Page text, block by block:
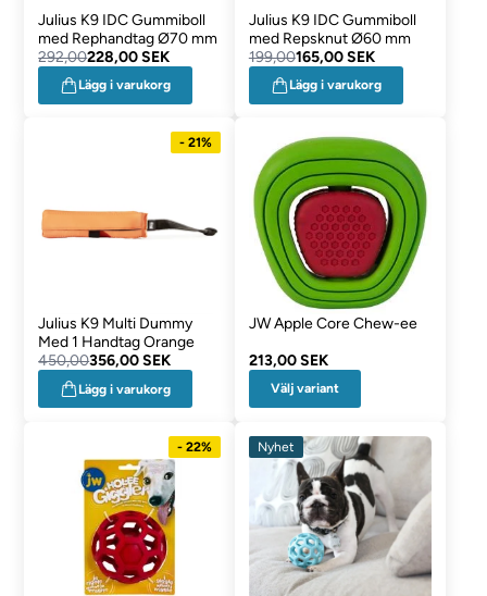
Julius K9 IDC Gummiboll
med Rephandtag Ø70 mm
292,00228,00 SEK
Lägg i varukorg
Julius K9 IDC Gummiboll
med Repsknut Ø60 mm
199,00165,00 SEK
Lägg i varukorg
- 21%
Julius K9 Multi Dummy
Med 1 Handtag Orange
450,00356,00 SEK
Lägg i varukorg
JW Apple Core Chew-ee
213,00 SEK
Välj variant
- 22% Nyhet